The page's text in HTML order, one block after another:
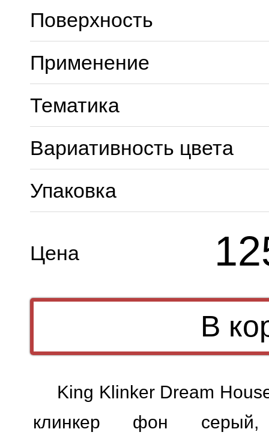
Поверхность
Применение
Тематика
Вариативность цвета
Упаковка
Цена
King Klinker Dream
клинкер фон серый,